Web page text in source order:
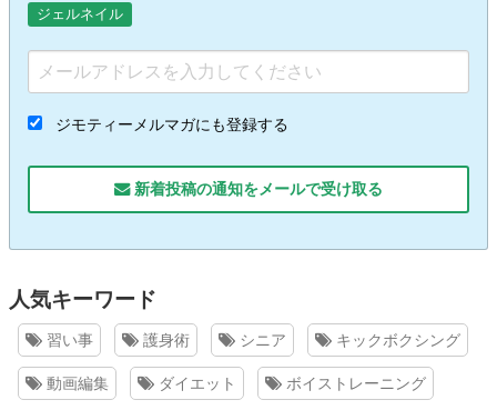
ジェルネイル
ジモティーメルマガにも登録する
新着投稿の通知をメールで受け取る
人気キーワード
習い事 護身術 シニア キックボクシング
動画編集 ダイエット ボイストレーニング